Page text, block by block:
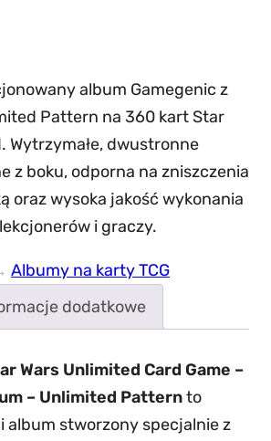
album Gamegenic z
Pattern na 360 kart Star
Wytrzymałe, dwustronne
z boku, odporna na zniszczenia
oraz wysoka jakość wykonania
i graczy.
Albumy na karty TCG
dodatkowe
Wars Unlimited Card Game –
– Unlimited Patternto
album stworzony specjalnie z